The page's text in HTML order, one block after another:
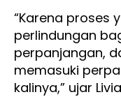
“Karena proses
perlindungan
perpanjangan,
memasuki
kalinya,” ujar